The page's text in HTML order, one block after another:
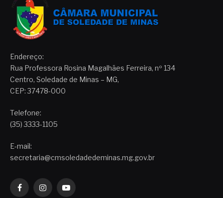
Endereço:
Rua Professora Rosina Magalhães Ferreira, nº 134
Centro, Soledade de Minas – MG,
CEP: 37478-000
Telefone:
(35) 3333-1105
E-mail:
secretaria@cmsoledadedeminas.mg.gov.br
FacebookInstagramYouTube